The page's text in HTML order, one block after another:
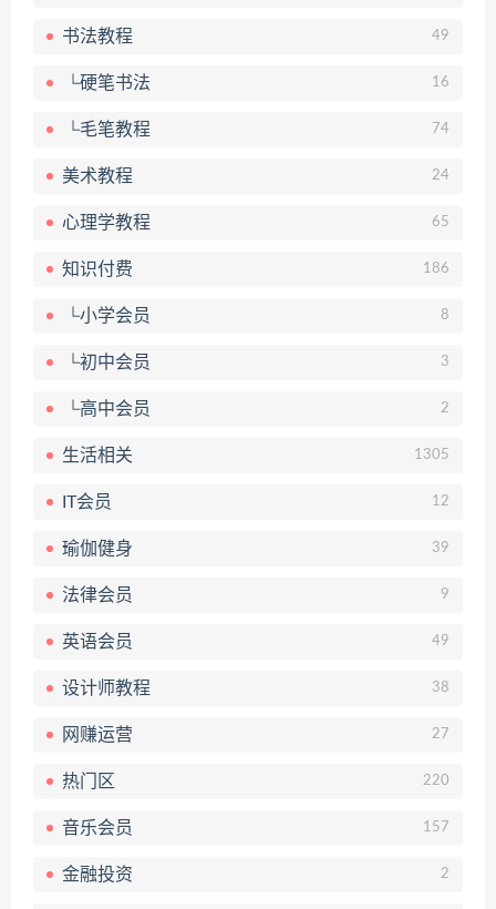
书法教程 49
└硬笔书法 16
└毛笔教程 74
美术教程 24
心理学教程 65
知识付费 186
└小学会员 8
└初中会员 3
└高中会员 2
生活相关 1305
IT会员 12
瑜伽健身 39
法律会员 9
英语会员 49
设计师教程 38
网赚运营 27
热门区 220
音乐会员 157
金融投资 2